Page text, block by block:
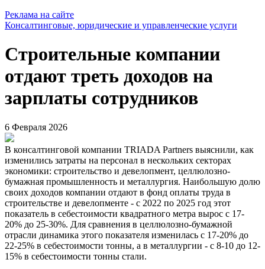
Реклама на сайте
Консалтинговые, юридические и управленческие услуги
Строительные компании
отдают треть доходов на
зарплаты сотрудников
6 Февраля 2026
В консалтинговой компании TRIADA Partners выяснили, как
изменились затраты на персонал в нескольких секторах
экономики: строительство и девелопмент, целлюлозно-
бумажная промышленность и металлургия. Наибольшую долю
своих доходов компании отдают в фонд оплаты труда в
строительстве и девелопменте - с 2022 по 2025 год этот
показатель в себестоимости квадратного метра вырос с 17-
20% до 25-30%. Для сравнения в целлюлозно-бумажной
отрасли динамика этого показателя изменилась с 17-20% до
22-25% в себестоимости тонны, а в металлургии - с 8-10 до 12-
15% в себестоимости тонны стали.